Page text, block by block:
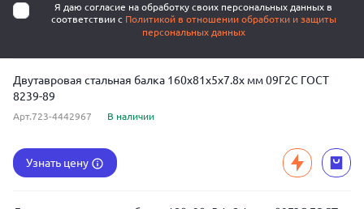
Я даю согласие на обработку своих персональных данных в
соответствии с Политикой в отношении обработки и защиты
персональных данных
Двутавровая стальная балка 160x81x5x7.8x мм 09Г2С ГОСТ
8239-89
Арт.723-4442967 В наличии
Узнать цену